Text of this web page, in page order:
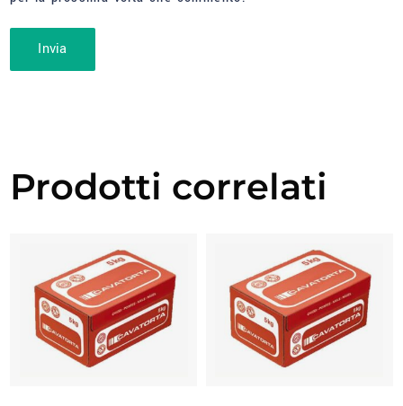
Prodotti correlati